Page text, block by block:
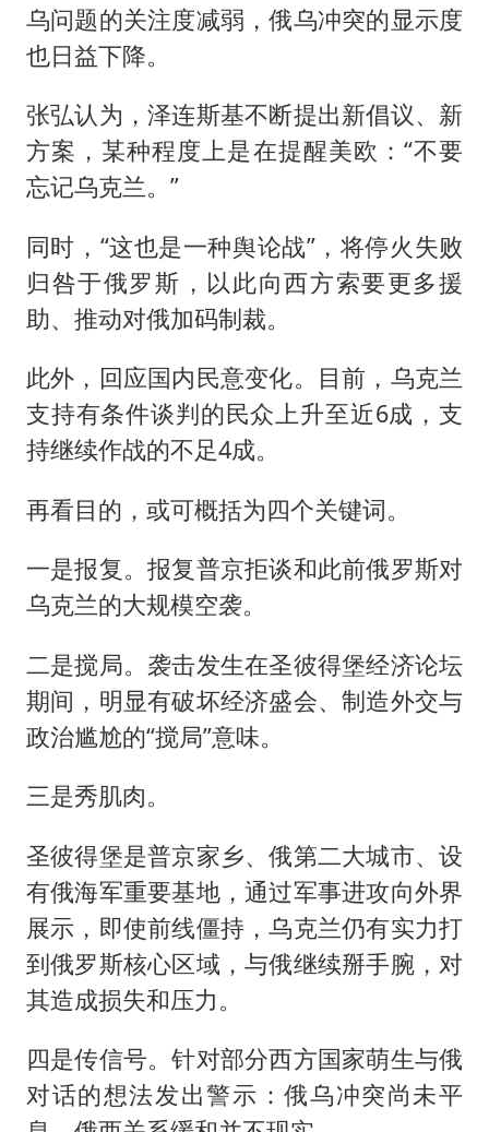
乌问题的关注度减弱，俄乌冲突的显示度
也日益下降。
张弘认为，泽连斯基不断提出新倡议、新
方案，某种程度上是在提醒美欧：“不要
忘记乌克兰。”
同时，“这也是一种舆论战”，将停火失败
归咎于俄罗斯，以此向西方索要更多援
助、推动对俄加码制裁。
此外，回应国内民意变化。目前，乌克兰
支持有条件谈判的民众上升至近6成，支
持继续作战的不足4成。
再看目的，或可概括为四个关键词。
一是报复。报复普京拒谈和此前俄罗斯对
乌克兰的大规模空袭。
二是搅局。袭击发生在圣彼得堡经济论坛
期间，明显有破坏经济盛会、制造外交与
政治尴尬的“搅局”意味。
三是秀肌肉。
圣彼得堡是普京家乡、俄第二大城市、设
有俄海军重要基地，通过军事进攻向外界
展示，即使前线僵持，乌克兰仍有实力打
到俄罗斯核心区域，与俄继续掰手腕，对
其造成损失和压力。
四是传信号。针对部分西方国家萌生与俄
对话的想法发出警示：俄乌冲突尚未平